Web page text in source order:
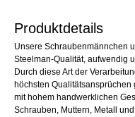
Produktdetails
Unsere Schraubenmännchen
Steelman-Qualität, aufwendig
Durch diese Art der
höchsten
mit hohem handwerklichen
Schrauben, Muttern, Metall